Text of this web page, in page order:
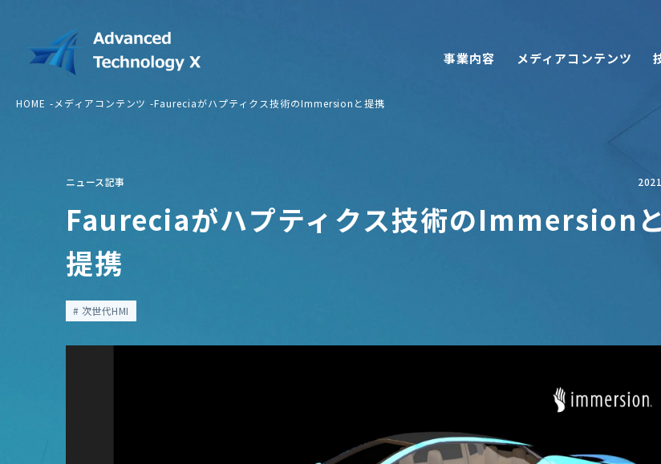
事業内容 メディアコンテンツ
HOME メディアコンテンツ Faureciaがハプティクス技術のImmersionと提携
ニュース記事
Faureciaがハプティクス技術のImmersionと
提携
次世代HMI